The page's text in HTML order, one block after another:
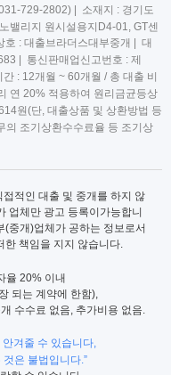
729-2802) | 소재지 : 경기도
밸리지 원시설용지D4-01, GT센
: 대출브라더스대부중개 | 대
| 통신판매업신고번호 : 제
: 12개월 ~ 60개월 / 총 대출 비
연 20% 적용하여 원리금균등상
원(단, 대출상품 및 상환방법 등
의 조기상환수수료율 등 조기상
적인 대출 및 중개를 하지 않
업체만 광고 등록이가능합니
중개)업체가 공하는 정보로서
한 책임을 지지 않습니다.
율 20% 이내
되는 계약에 한함),
수수료 없음, 추가비용 없음.
겨줄 수 있습니다,
은 불법입니다.”